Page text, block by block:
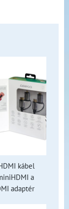
kábel
a
adaptér